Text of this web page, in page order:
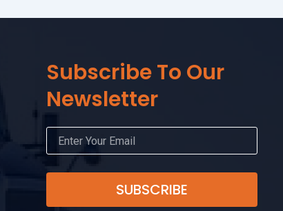
Subscribe To Our
Newsletter
SUBSCRIBE